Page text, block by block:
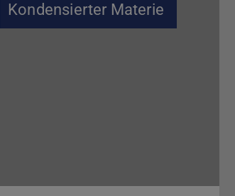
Kondensierter Materie